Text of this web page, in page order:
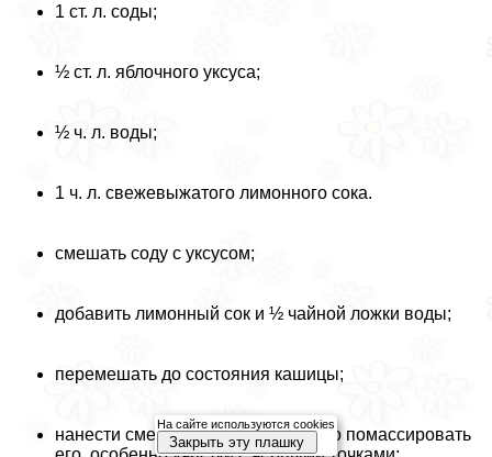
1 ст. л. соды;
½ ст. л. яблочного уксуса;
½ ч. л. воды;
1 ч. л. свежевыжатого лимонного сока.
смешать соду с уксусом;
добавить лимонный сок и ½ чайной ложки воды;
перемешать до состояния кашицы;
нанести смесь на лицо и аккуратно помассировать
На сайте используются cookies
Закрыть эту плашку